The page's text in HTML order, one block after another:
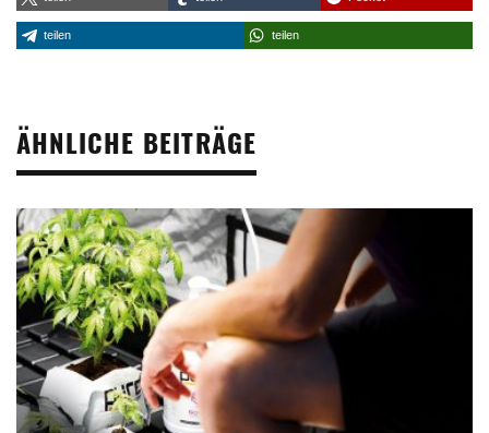
teilen teilen
ÄHNLICHE BEITRÄGE